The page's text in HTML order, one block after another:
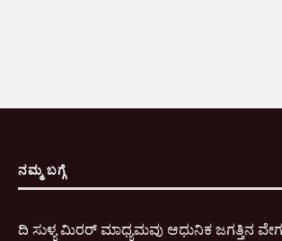
ನಮ್ಮ ಬಗ್ಗೆ
ದಿ ಸುಳ್ಯ ಮಿರರ್ ಮಾಧ್ಯಮವು ಆಧುನಿಕ ಜಗತ್ತಿನ